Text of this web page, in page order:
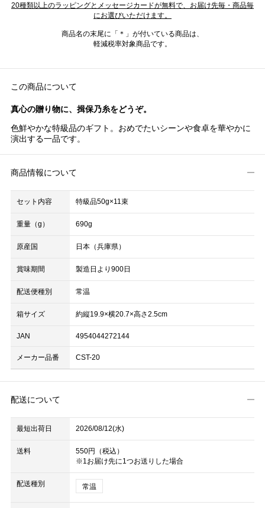
20種類以上のラッピングとメッセージカードが無料で、お届け先毎・商品毎
にお選びいただけます。
商品名の末尾に「＊」が付いている商品は、
軽減税率対象商品です。
この商品について
真心の贈り物に、揖保乃糸をどうぞ。
色鮮やかな特級品のギフト。おめでたいシーンや食卓を華やかに
演出する一品です。
商品情報について
セット内容 特級品50g×11束
重量（g） 690g
原産国 日本（兵庫県）
賞味期間 製造日より900日
配送便種別 常温
箱サイズ 約縦19.9×横20.7×高さ2.5cm
JAN 4954044272144
メーカー品番 CST-20
配送について
最短出荷日 2026/08/12(水)
送料
550円（税込）
※1お届け先に1つお送りした場合
配送種別 常温